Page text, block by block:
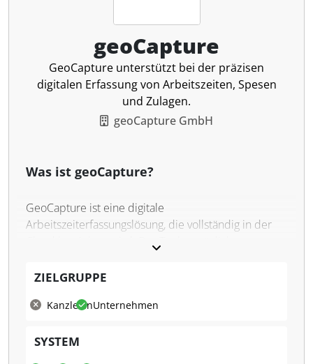
geoCapture
GeoCapture unterstützt bei der präzisen
digitalen Erfassung von Arbeitszeiten, Spesen
und Zulagen.
geoCapture GmbH
Was ist geoCapture?
GeoCapture ist eine digitale
Arbeitszeiterfassungslösung, die vollständig in der
Abwesenheiten präzise und EuGH-konform zu
Einsatzmöglichkeiten, unter anderem die Nutzung
Darüber hinaus können Unternehmen relevante
ZIELGRUPPE
KanzleienUnternehmen
SYSTEM